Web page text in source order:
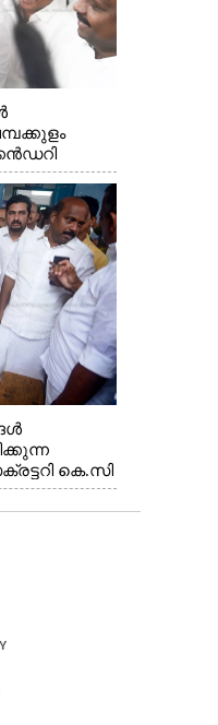
എ.ഐ.സി.സി
ലിജു,
റെജി
സമീപം
കെ.സി
ലിജു,